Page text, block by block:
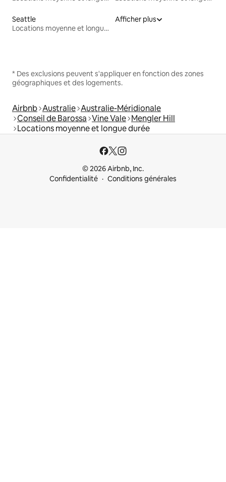
Seattle
Locations moyenne et longue durée
Afficher plus
* Des exclusions peuvent s'appliquer en fonction des zones
géographiques et des logements.
Airbnb Australie Australie-Méridionale
Conseil de Barossa Vine Vale Mengler Hill
Locations moyenne et longue durée
© 2026 Airbnb, Inc.
Confidentialité
Conditions générales